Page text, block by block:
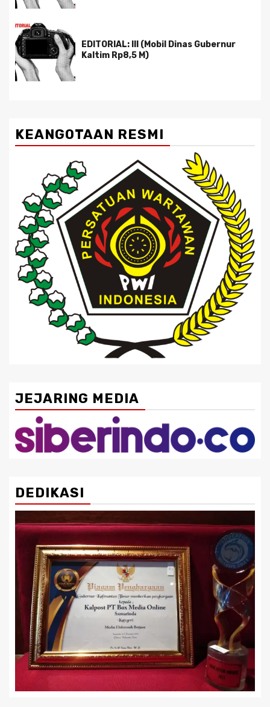
EDITORIAL: III (Mobil Dinas Gubernur
Kaltim Rp8,5 M)
KEANGOTAAN RESMI
JEJARING MEDIA
DEDIKASI